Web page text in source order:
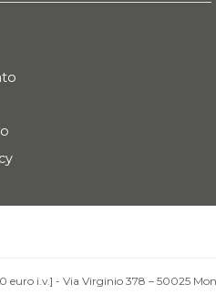
i.v.] - Via Virginio 378 – 50025